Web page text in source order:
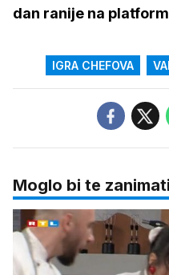
dan ranije na
IGRA CHEFOVA
Moglo bi te zanimati